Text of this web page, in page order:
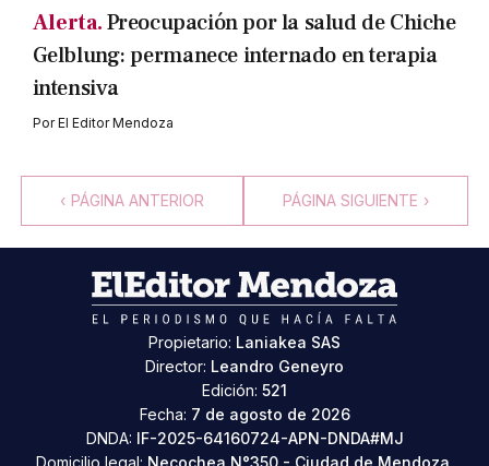
Alerta.Preocupación por la salud de Chiche
Gelblung: permanece internado en terapia
intensiva
PorEl Editor Mendoza
‹ PÁGINA ANTERIOR PÁGINA SIGUIENTE ›
Propietario: Laniakea SAS
Director: Leandro Geneyro
Edición: 521
Fecha: 7 de agosto de 2026
DNDA: IF-2025-64160724-APN-DNDA#MJ
Domicilio legal: Necochea N°350 - Ciudad de Mendoza,